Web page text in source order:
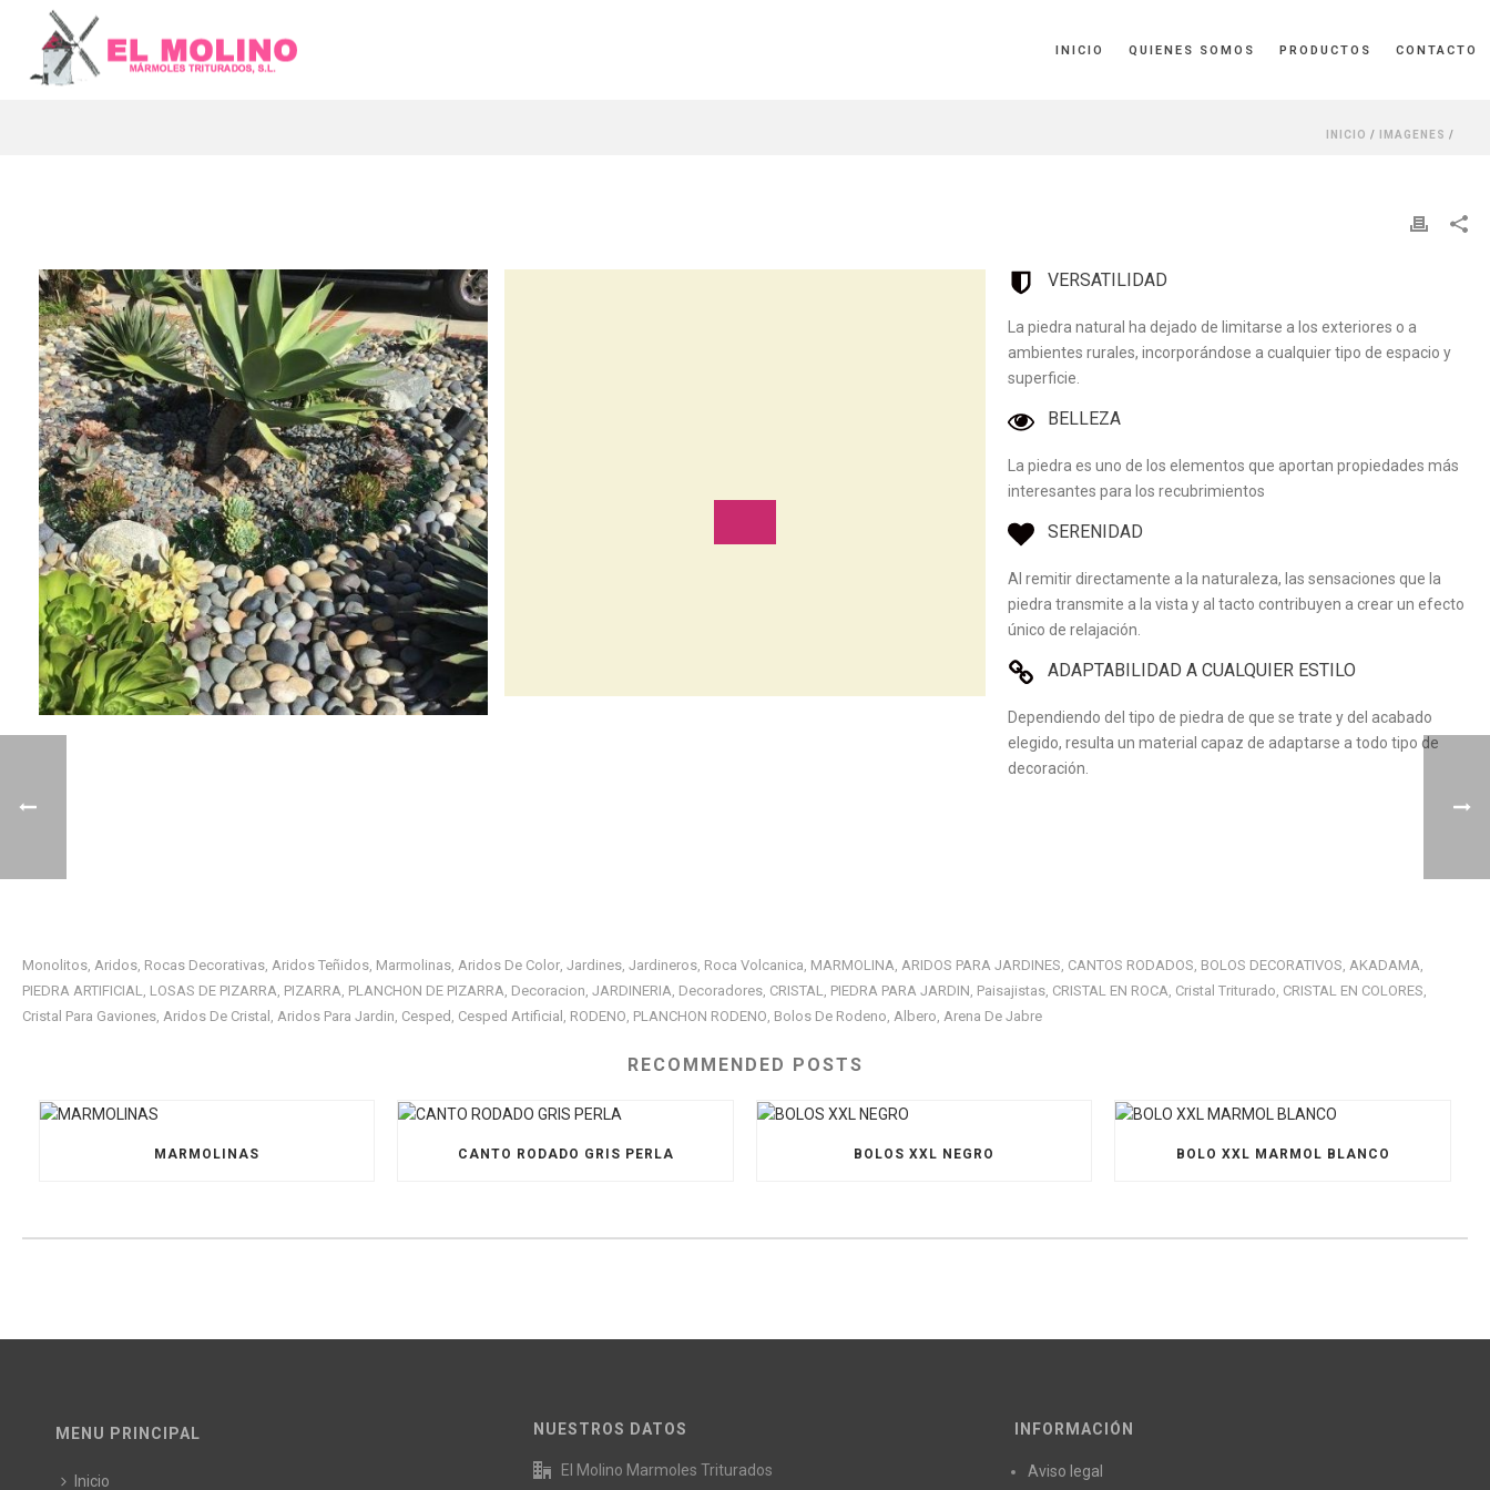
INICIO QUIENES SOMOS PRODUCTOS CONTACTO
INICIO / IMAGENES /
VERSATILIDAD
La piedra natural ha dejado de limitarse a los exteriores o a
ambientes rurales, incorporándose a cualquier tipo de espacio y
superficie.
BELLEZA
La piedra es uno de los elementos que aportan propiedades más
interesantes para los recubrimientos
SERENIDAD
Al remitir directamente a la naturaleza, las sensaciones que la
piedra transmite a la vista y al tacto contribuyen a crear un efecto
único de relajación.
ADAPTABILIDAD A CUALQUIER ESTILO
Dependiendo del tipo de piedra de que se trate y del acabado
elegido, resulta un material capaz de adaptarse a todo tipo de
decoración.
Monolitos, Aridos, Rocas Decorativas, Aridos Teñidos, Marmolinas, Aridos De Color, Jardines, Jardineros, Roca Volcanica, MARMOLINA, ARIDOS PARA JARDINES, CANTOS RODADOS, BOLOS DECORATIVOS, AKADAMA,
PIEDRA ARTIFICIAL, LOSAS DE PIZARRA, PIZARRA, PLANCHON DE PIZARRA, Decoracion, JARDINERIA, Decoradores, CRISTAL, PIEDRA PARA JARDIN, Paisajistas, CRISTAL EN ROCA, Cristal Triturado, CRISTAL EN COLORES,
Cristal Para Gaviones, Aridos De Cristal , Aridos Para Jardin, Cesped , Cesped Artificial , RODENO, PLANCHON RODENO, Bolos De Rodeno, Albero, Arena De Jabre
RECOMMENDED POSTS
MARMOLINAS CANTO RODADO GRIS PERLA BOLOS XXL NEGRO BOLO XXL MARMOL BLANCO
MENU PRINCIPAL
Inicio
NUESTROS DATOS
El Molino Marmoles Triturados
INFORMACIÓN
Aviso legal